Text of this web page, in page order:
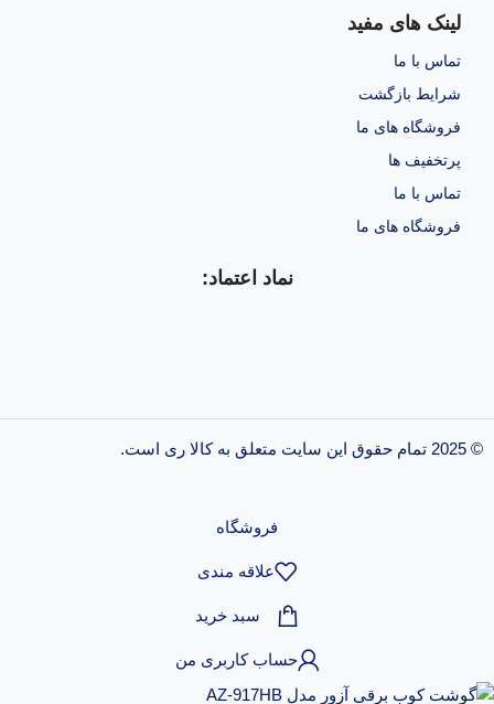
لینک های مفید
تماس با ما
شرایط بازگشت
فروشگاه های ما
پرتخفیف ها
تماس با ما
فروشگاه های ما
نماد اعتماد:
© 2025 تمام حقوق این سایت متعلق به کالا ری است.
فروشگاه
علاقه مندی
سبد خرید
حساب کاربری من